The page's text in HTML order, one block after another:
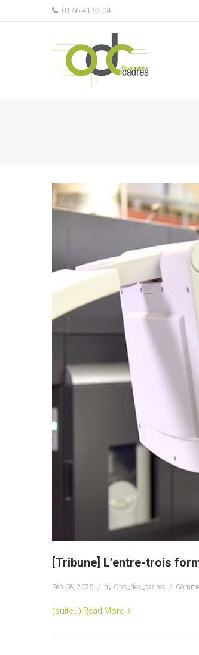
01 56 41 55 04
[Tribune] L’entre-trois
Sep 08, 2025 by Obs_des_cadres
(suite…) Read More